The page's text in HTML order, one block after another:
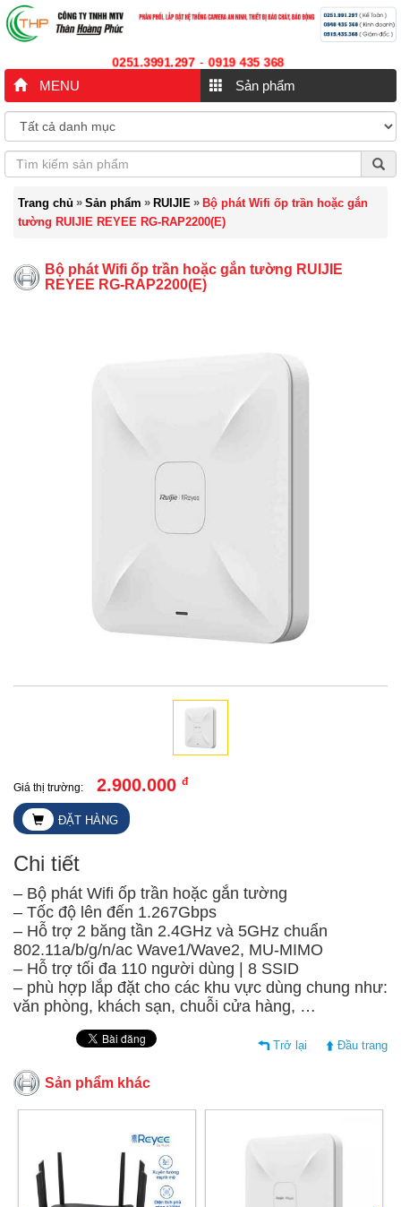
0251.3991.297 - 0919 435 368
MENU Sản phẩm
Trang chủ » Sản phẩm » RUIJIE » Bộ phát Wifi ốp trần hoặc gắn
tường RUIJIE REYEE RG-RAP2200(E)
Bộ phát Wifi ốp trần hoặc gắn tường RUIJIE
REYEE RG-RAP2200(E)
Giá thị trường: 2.900.000 đ
ĐẶT HÀNG
Chi tiết
– Bộ phát Wifi ốp trần hoặc gắn tường
– Tốc độ lên đến 1.267Gbps
– Hỗ trợ 2 băng tần 2.4GHz và 5GHz chuẩn
802.11a/b/g/n/ac Wave1/Wave2, MU-MIMO
– Hỗ trợ tối đa 110 người dùng | 8 SSID
– phù hợp lắp đặt cho các khu vực dùng chung như:
văn phòng, khách sạn, chuỗi cửa hàng, …
Trở lại Đầu trang
Sản phẩm khác